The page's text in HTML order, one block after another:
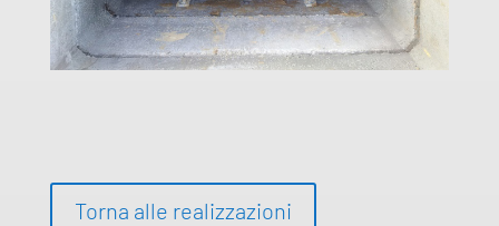
Torna alle realizzazioni